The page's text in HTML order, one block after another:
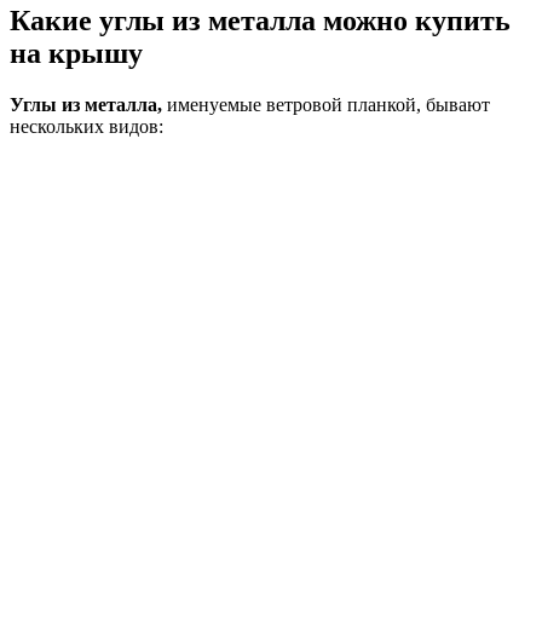
Какие углы из металла можно купить
на крышу
Углы из металла, именуемые ветровой планкой, бывают
нескольких видов: